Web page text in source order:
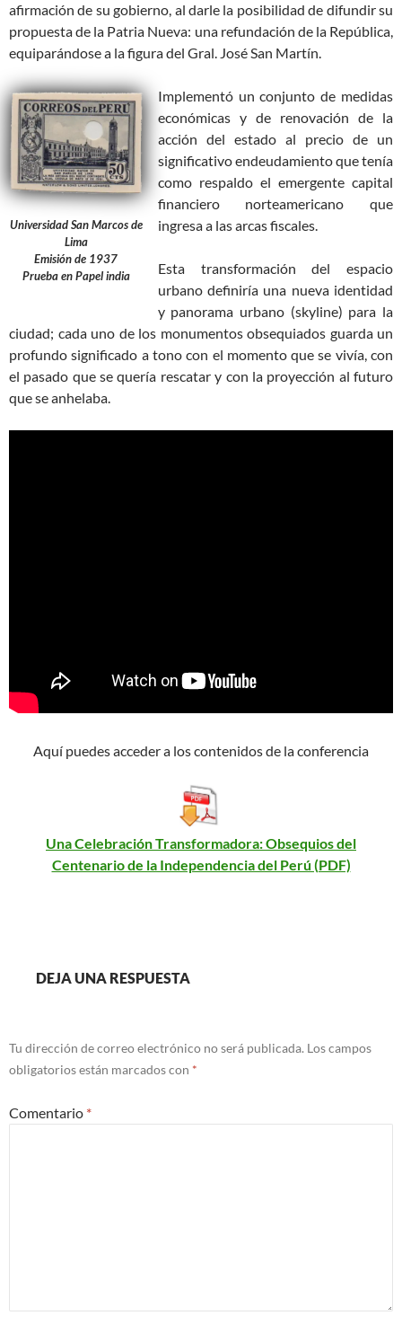
afirmación de su gobierno, al darle la posibilidad de difundir su
propuesta de la Patria Nueva: una refundación de la República,
equiparándose a la figura del Gral. José San Martín.
Universidad San Marcos de
Lima
Emisión de 1937
Prueba en Papel india
Implementó un conjunto de medidas
económicas y de renovación de la
acción del estado al precio de un
significativo endeudamiento que tenía
como respaldo el emergente capital
financiero norteamericano que
ingresa a las arcas fiscales.
Esta transformación del espacio
urbano definiría una nueva identidad
y panorama urbano (skyline) para la
ciudad; cada uno de los monumentos obsequiados guarda un
profundo significado a tono con el momento que se vivía, con
el pasado que se quería rescatar y con la proyección al futuro
que se anhelaba.
Aquí puedes acceder a los contenidos de la conferencia
Una Celebración Transformadora: Obsequios del
Centenario de la Independencia del Perú (PDF)
DEJA UNA RESPUESTA
Tu dirección de correo electrónico no será publicada. Los campos
obligatorios están marcados con *
Comentario *